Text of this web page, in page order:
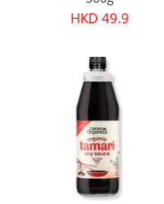
HKD 49.9